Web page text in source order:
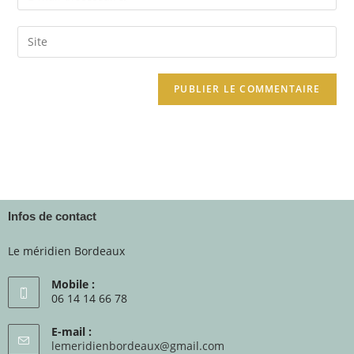
Infos de contact
Le méridien Bordeaux
Mobile :
06 14 14 66 78
E-mail :
lemeridienbordeaux@gmail.com